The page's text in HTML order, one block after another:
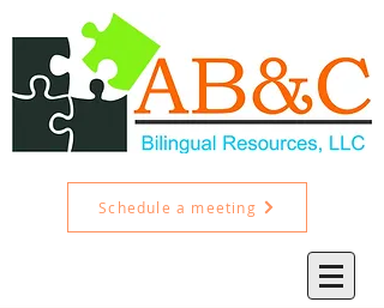
Schedule a meeting